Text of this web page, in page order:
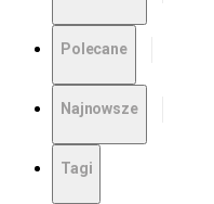
Polecane
Najnowsze
Tagi